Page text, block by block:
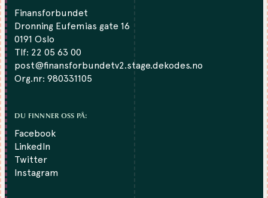
Finansforbundet
Dronning Eufemias gate 16
0191 Oslo
Tlf: 22 05 63 00
post@finansforbundetv2.stage.dekodes.no
Org.nr: 980331105
DU FINNNER OSS PÅ:
Facebook
LinkedIn
Twitter
Instagram